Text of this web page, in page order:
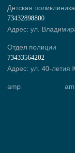
Детская поликлиника
73432898800
Адрес: ул.
Отдел полиции
73433564202
Адрес: ул. 40-летия
amp